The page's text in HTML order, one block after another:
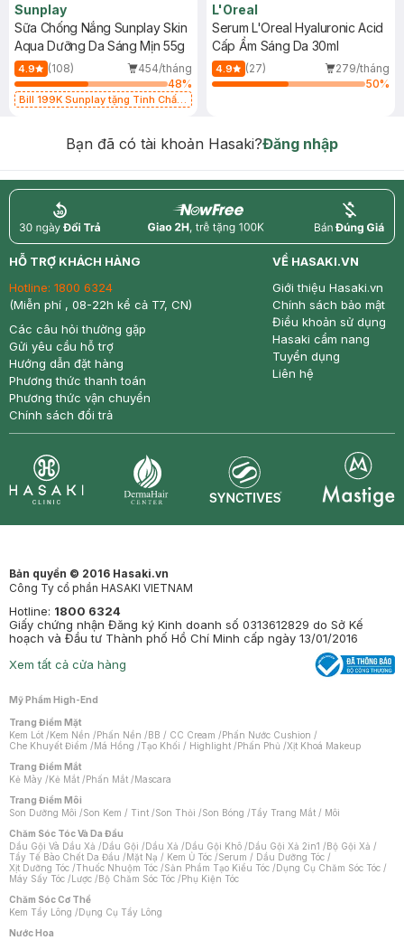
Sunplay
Sữa Chống Nắng Sunplay Skin
Aqua Dưỡng Da Sáng Mịn 55g
4.9 (108)
454/tháng
48%
Bill 199K Sunplay tặng Tinh Chất
L'Oreal
Serum L'Oreal Hyaluronic Acid
Cấp Ẩm Sáng Da 30ml
4.9 (27)
279/tháng
50%
Bạn đã có tài khoản Hasaki?Đăng nhập
return nowfree price
HỖ TRỢ KHÁCH HÀNG
Hotline: 1800 6324
(Miễn phí , 08-22h kể cả T7, CN)
Các câu hỏi thường gặp
Gửi yêu cầu hỗ trợ
Hướng dẫn đặt hàng
Phương thức thanh toán
Phương thức vận chuyển
Chính sách đổi trả
VỀ HASAKI.VN
Giới thiệu Hasaki.vn
Chính sách bảo mật
Điều khoản sử dụng
Hasaki cẩm nang
Tuyển dụng
Liên hệ
Bản quyền © 2016 Hasaki.vn
Công Ty cổ phần HASAKI VIETNAM
Hotline: 1800 6324
Giấy chứng nhận Đăng ký Kinh doanh số 0313612829 do Sở Kế
hoạch và Đầu tư Thành phố Hồ Chí Minh cấp ngày 13/01/2016
Xem tất cả cửa hàng
Mỹ Phẩm High-End
Trang Điểm Mặt
Kem Lót /Kem Nền /Phấn Nền /BB / CC Cream /Phấn Nước Cushion /
Che Khuyết Điểm /Má Hồng /Tạo Khối / Highlight /Phấn Phủ /Xịt Khoá Makeup
Trang Điểm Mắt
Kẻ Mày /Kẻ Mắt /Phấn Mắt /Mascara
Trang Điểm Môi
Son Dưỡng Môi /Son Kem / Tint /Son Thỏi /Son Bóng /Tẩy Trang Mắt / Môi
Chăm Sóc Tóc Và Da Đầu
Dầu Gội Và Dầu Xả /Dầu Gội /Dầu Xả /Dầu Gội Khô /Dầu Gội Xả 2in1 /Bộ Gội Xả /
Tẩy Tế Bào Chết Da Đầu /Mặt Nạ / Kem Ủ Tóc /Serum / Dầu Dưỡng Tóc /
Xịt Dưỡng Tóc /Thuốc Nhuộm Tóc /Sản Phẩm Tạo Kiểu Tóc /Dụng Cụ Chăm Sóc Tóc /
Máy Sấy Tóc /Lược /Bộ Chăm Sóc Tóc /Phụ Kiện Tóc
Chăm Sóc Cơ Thể
Kem Tẩy Lông /Dụng Cụ Tẩy Lông
Nước Hoa